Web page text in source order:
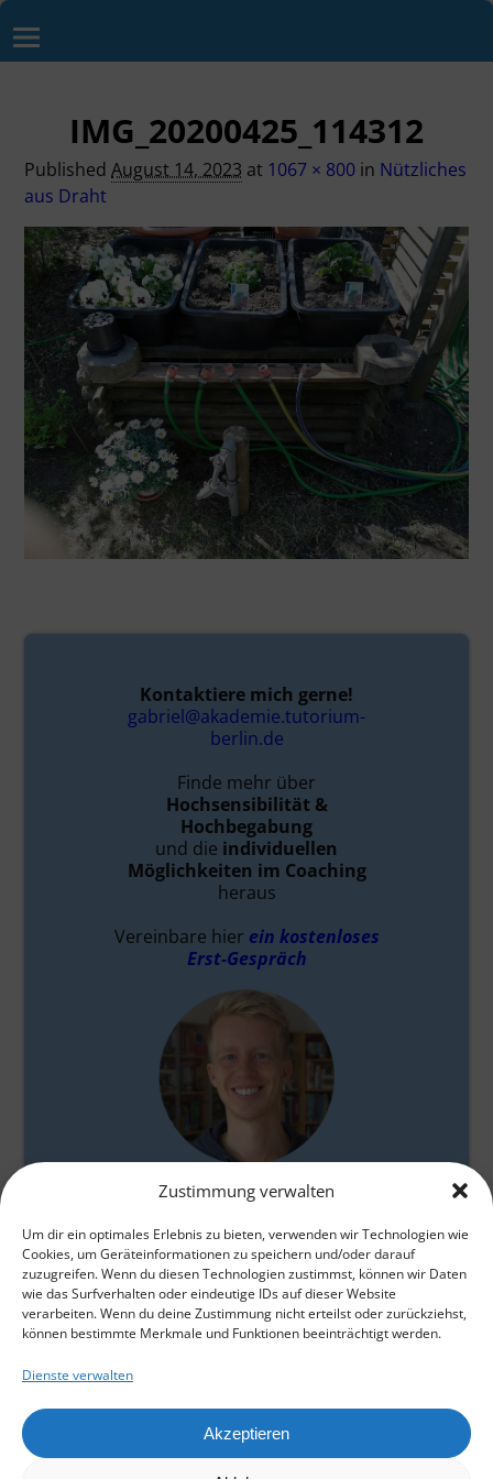
Zustimmung verwalten
Um dir ein optimales Erlebnis zu bieten, verwenden wir Technologien wie
Cookies, um Geräteinformationen zu speichern und/oder darauf
zuzugreifen. Wenn du diesen Technologien zustimmst, können wir Daten
wie das Surfverhalten oder eindeutige IDs auf dieser Website
verarbeiten. Wenn du deine Zustimmung nicht erteilst oder zurückziehst,
können bestimmte Merkmale und Funktionen beeinträchtigt werden.
Dienste verwalten
Akzeptieren
IMG_20200425_114312
PublishedAugust 14, 2023 at 1067 × 800 in Nützliches
aus Draht
Kontaktiere mich gerne!
gabriel@akademie.tutorium-
berlin.de
Finde mehr über
Hochsensibilität &
Hochbegabung
und die individuellen
Möglichkeiten im Coaching
heraus
Vereinbare hier ein kostenloses
Erst-Gespräch
Gabriel Baumgarten
Datenschutz